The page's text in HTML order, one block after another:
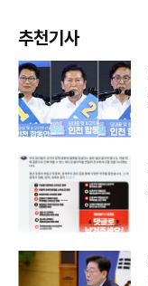
추천기사